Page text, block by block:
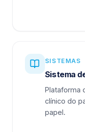
SISTEMAS
Sistema
Plataforma
clínico do
papel.